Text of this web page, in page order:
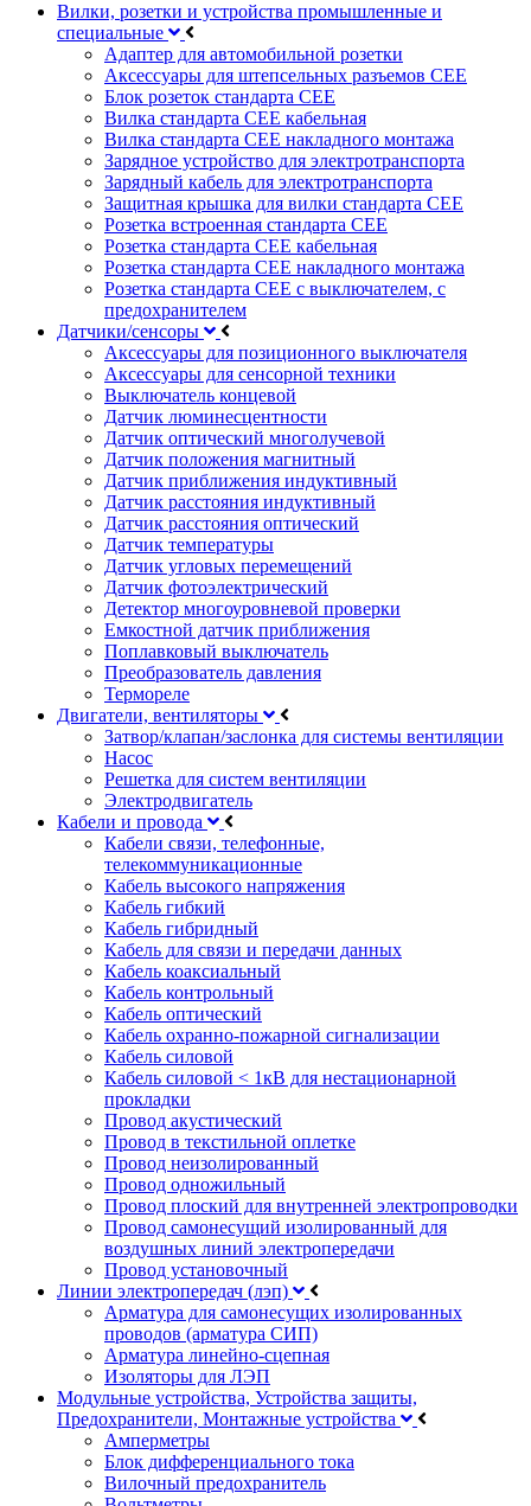
Вилки, розетки и устройства промышленные и
специальные
Адаптер для автомобильной розетки
Аксессуары для штепсельных разъемов CEE
Блок розеток стандарта CEE
Вилка стандарта CEE кабельная
Вилка стандарта CEE накладного монтажа
Зарядное устройство для электротранспорта
Зарядный кабель для электротранспорта
Защитная крышка для вилки стандарта CEE
Розетка встроенная стандарта CEE
Розетка стандарта СЕЕ кабельная
Розетка стандарта СЕЕ накладного монтажа
Розетка стандарта СЕЕ с выключателем, с
предохранителем
Датчики/сенсоры
Аксессуары для позиционного выключателя
Аксессуары для сенсорной техники
Выключатель концевой
Датчик люминесцентности
Датчик оптический многолучевой
Датчик положения магнитный
Датчик приближения индуктивный
Датчик расстояния индуктивный
Датчик расстояния оптический
Датчик температуры
Датчик угловых перемещений
Датчик фотоэлектрический
Детектор многоуровневой проверки
Емкостной датчик приближения
Поплавковый выключатель
Преобразователь давления
Термореле
Двигатели, вентиляторы
Затвор/клапан/заслонка для системы вентиляции
Насос
Решетка для систем вентиляции
Электродвигатель
Кабели и провода
Кабели связи, телефонные,
телекоммуникационные
Кабель высокого напряжения
Кабель гибкий
Кабель гибридный
Кабель для связи и передачи данных
Кабель коаксиальный
Кабель контрольный
Кабель оптический
Кабель охранно-пожарной сигнализации
Кабель силовой
Кабель силовой < 1кВ для нестационарной
прокладки
Провод акустический
Провод в текстильной оплетке
Провод неизолированный
Провод одножильный
Провод плоский для внутренней электропроводки
Провод самонесущий изолированный для
воздушных линий электропередачи
Провод установочный
Линии электропередач (лэп)
Арматура для самонесущих изолированных
проводов (арматура СИП)
Арматура линейно-сцепная
Изоляторы для ЛЭП
Модульные устройства, Устройства защиты,
Предохранители, Монтажные устройства
Амперметры
Блок дифференциального тока
Вилочный предохранитель